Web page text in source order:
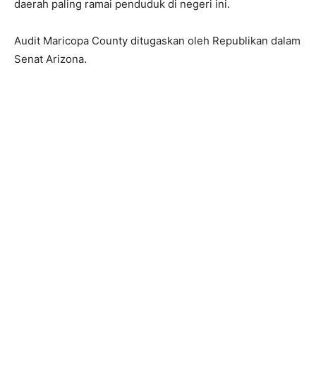
daerah paling ramai penduduk di negeri ini.
Audit Maricopa County ditugaskan oleh Republikan dalam
Senat Arizona.